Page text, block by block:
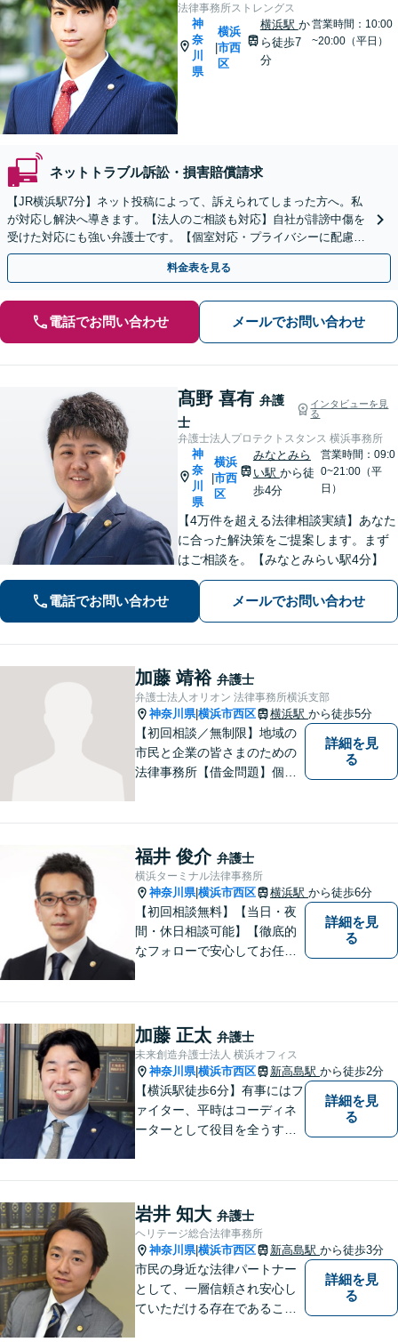
法律事務所ストレングス
神
奈
川
県
横浜
市西
区
横浜駅 か
ら徒歩7
分
営業時間：10:00
~20:00（平日）
ネットトラブル訴訟・損害賠償請求
【JR横浜駅7分】ネット投稿によって、訴えられてしまった方へ。私
が対応し解決へ導きます。【法人のご相談も対応】自社が誹謗中傷を
受けた対応にも強い弁護士です。【個室対応・プライバシーに配慮】
コスプレに関連するトラブルは相談無料です
料金表を見る
電話でお問い合わせ メールでお問い合わせ
髙野 喜有 弁護
士
インタビューを見
る
弁護士法人プロテクトスタンス 横浜事務所
神
奈
川
県
|
横浜
市西
区
みなとみら
い駅 から徒
歩4分
営業時間：09:0
0~21:00（平
日）
【4万件を超える法律相談実績】あなた
に合った解決策をご提案します。まず
はご相談を。【みなとみらい駅4分】
電話でお問い合わせ メールでお問い合わせ
加藤 靖裕 弁護士
弁護士法人オリオン 法律事務所横浜支部
神奈川県|横浜市西区 横浜駅 から徒歩5分
【初回相談／無制限】地域の
市民と企業の皆さまのための
法律事務所【借金問題】個
料診断サービスを実施してい
ます【夜間・休日面談】【完
全個室】【横浜駅5分】
詳細を見
る
福井 俊介 弁護士
横浜ターミナル法律事務所
神奈川県|横浜市西区 横浜駅 から徒歩6分
【初回相談無料】【当日・夜
間・休日相談可能】【徹底的
なフォローで安心してお任せ
す。小さなお悩みから大きな
トラブルまでご相談くださ
い。
詳細を見
る
加藤 正太 弁護士
未来創造弁護士法人 横浜オフィス
神奈川県|横浜市西区 新高島駅 から徒歩2分
【横浜駅徒歩6分】有事にはフ
ァイター、平時はコーディネ
ーターとして役目を全うする
します。【独占禁止法・下請
法の著書執筆】
詳細を見
る
岩井 知大 弁護士
ヘリテージ総合法律事務所
神奈川県|横浜市西区 新高島駅 から徒歩3分
市民の身近な法律パートナー
として、一層信頼され安心し
ていただける存在であること
詳細を見
る